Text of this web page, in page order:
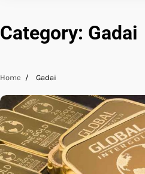
Category: Gadai
Home Gadai